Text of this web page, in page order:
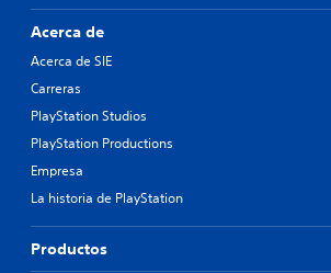
Acerca de
Acerca de SIE
Carreras
PlayStation Studios
PlayStation Productions
Empresa
La historia de PlayStation
Productos